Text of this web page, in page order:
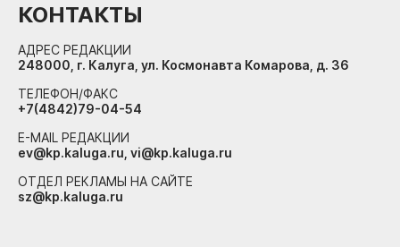
КОНТАКТЫ
АДРЕС РЕДАКЦИИ
248000, г. Калуга, ул. Космонавта Комарова, д. 36
ТЕЛЕФОН/ФАКС
+7(4842)79-04-54
E-MAIL РЕДАКЦИИ
ev@kp.kaluga.ru, vi@kp.kaluga.ru
ОТДЕЛ РЕКЛАМЫ НА САЙТЕ
sz@kp.kaluga.ru